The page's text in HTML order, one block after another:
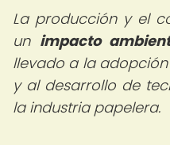
La producción y el
un impacto
llevado a la
y al desarrollo de
la industria papelera.